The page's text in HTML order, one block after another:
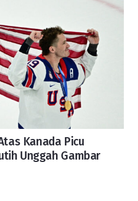
Kanada Picu
Unggah Gambar